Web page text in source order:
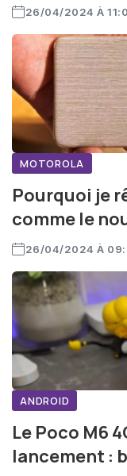
26/04/2024 À
MOTOROLA
Pourquoi je
comme le
26/04/2024 À
ANDROID
Le Poco M6
lancement :